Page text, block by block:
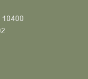
10400